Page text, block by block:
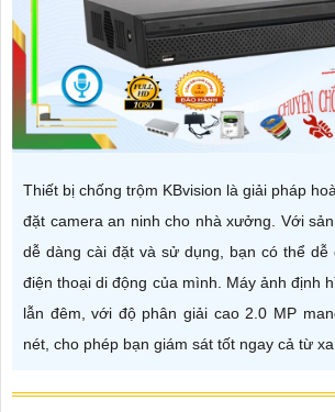
Thiết bị chống trộm KBvision là giải pháp
đặt camera an ninh cho nhà xưởng. Với
dễ dàng cài đặt và sử dụng, bạn có thể dễ
điện thoại di động của mình. Máy ảnh định
lẫn đêm, với độ phân giải cao 2.0 MP
nét, cho phép bạn giám sát tốt ngay cả từ xa